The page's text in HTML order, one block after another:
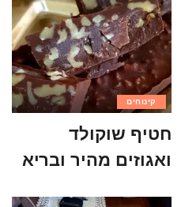
קינוחים
חטיף שוקולד
ואגוזים מהיר ובריא